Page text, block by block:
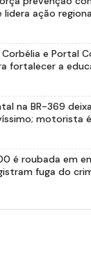
lidera ação
Corbélia e Portal
fortalecer a
na BR-369
motorista
é roubada em
fuga do